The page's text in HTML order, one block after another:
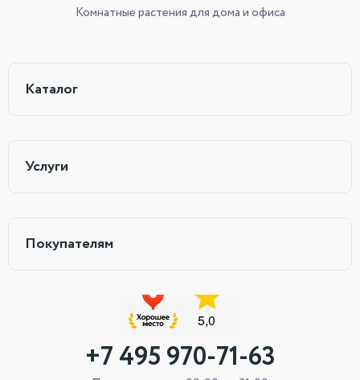
Комнатные растениядля дома и офиса
Каталог
Услуги
Покупателям
+7 495 970-71-63